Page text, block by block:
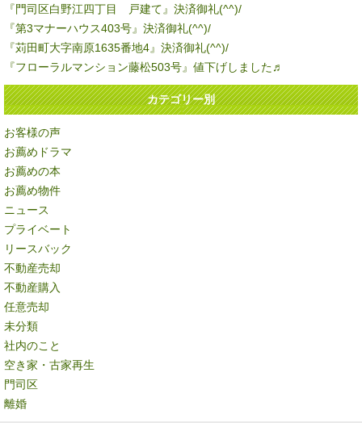
『門司区白野江四丁目 戸建て』決済御礼(^^)/
『第3マナーハウス403号』決済御礼(^^)/
『苅田町大字南原1635番地4』決済御礼(^^)/
『フローラルマンション藤松503号』値下げしました♬
カテゴリー別
お客様の声
お薦めドラマ
お薦めの本
お薦め物件
ニュース
プライベート
リースバック
不動産売却
不動産購入
任意売却
未分類
社内のこと
空き家・古家再生
門司区
離婚